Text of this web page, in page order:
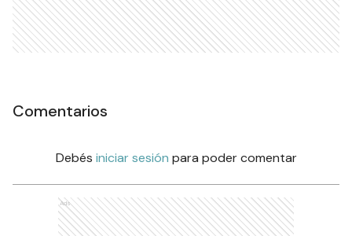
Comentarios
Debés iniciar sesión para poder comentar
Ads